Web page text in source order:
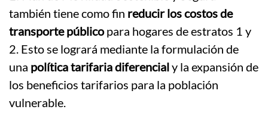
también tiene como fin reducir los costos de
transporte públicopara hogares de estratos 1 y
2. Esto se logrará mediante la formulación de
una política tarifaria diferencialy la expansión de
los beneficios tarifarios para la población
vulnerable.